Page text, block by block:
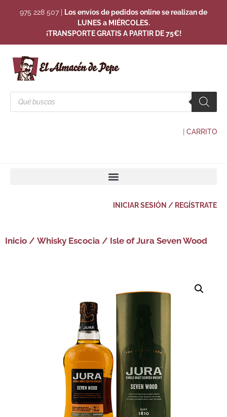
975 228 507
Los envíos de pedidos online se realizan de
LUNES a MIÉRCOLES.
¡TRANSPORTE GRATIS A PARTIR DE 75€!
CARRITO
INICIAR SESIÓN / REGÍSTRATE
Inicio / Whisky Escocia / Isle of Jura Seven Wood